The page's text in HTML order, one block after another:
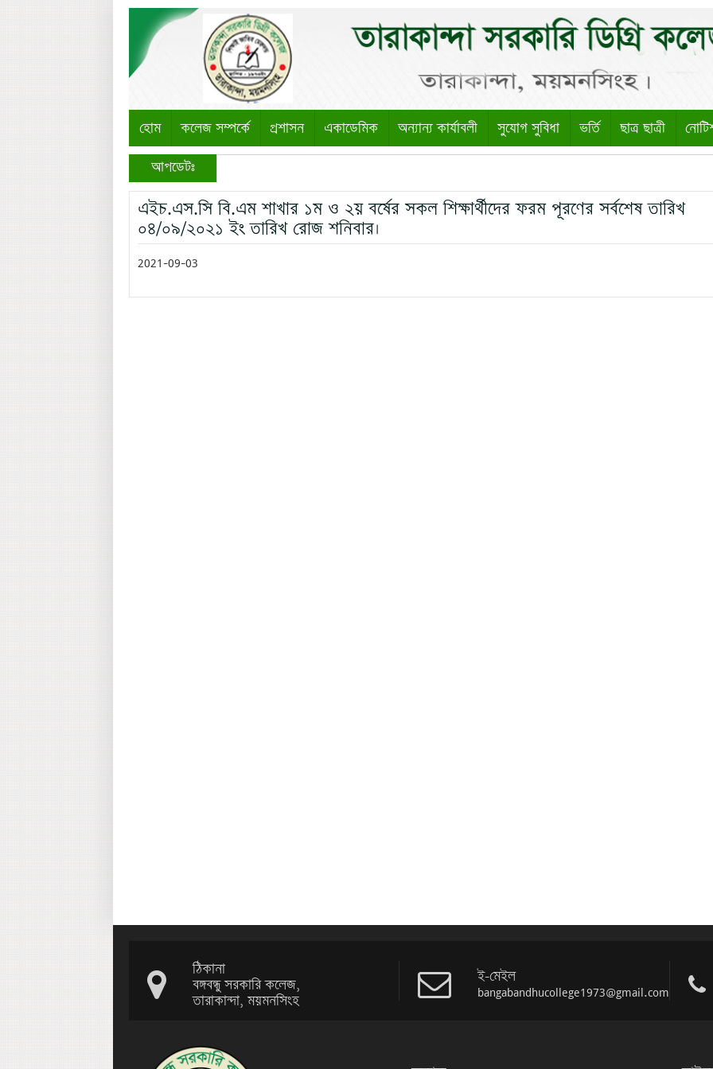
হোম কলেজ সম্পর্কে প্রশাসন একাডেমিক অন্যান্য কার্যাবলী সুযোগ সুবিধা ভর্তি ছাত্র ছাত্রী
আপডেটঃ
এইচ.এস.সি বি.এম শাখার ১ম ও ২য় বর্ষের সকল শিক্ষার্থীদের ফরম পূরণের সর্বশেষ তারিখ
০৪/০৯/২০২১ ইং তারিখ রোজ শনিবার।
2021-09-03
ঠিকানা
বঙ্গবন্ধু সরকারি কলেজ,
তারাকান্দা, ময়মনসিংহ
ই-মেইল
bangabandhucollege1973@gmail.com